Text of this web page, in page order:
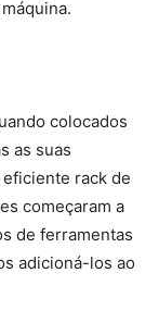
colocados
as suas
rack de
começaram a
de ferramentas
adicioná-los ao